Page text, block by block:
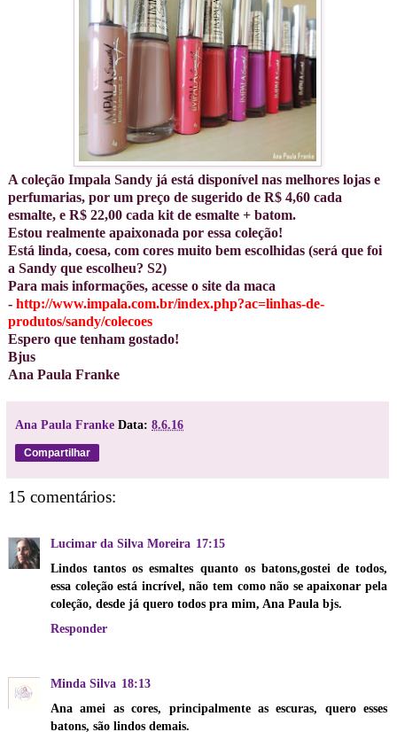
A coleção Impala Sandy já está disponível nas melhores lojas e
perfumarias, por um preço de sugerido de R$ 4,60 cada
esmalte, e R$ 22,00 cada kit de esmalte + batom.
Estou realmente apaixonada por essa coleção!
Está linda, coesa, com cores muito bem escolhidas (será que foi
a Sandy que escolheu? S2)
Para mais informações, acesse o site da maca
- http://www.impala.com.br/index.php?ac=linhas-de-
produtos/sandy/colecoes
Espero que tenham gostado!
Bjus
Ana Paula Franke
Ana Paula Franke Data: 8.6.16
Compartilhar
15 comentários:
Lucimar da Silva Moreira 17:15
Lindos tantos os esmaltes quanto os batons,gostei de todos,
essa coleção está incrível, não tem como não se apaixonar pela
coleção, desde já quero todos pra mim, Ana Paula bjs.
Responder
Minda Silva 18:13
Ana amei as cores, principalmente as escuras, quero esses
batons, são lindos demais.